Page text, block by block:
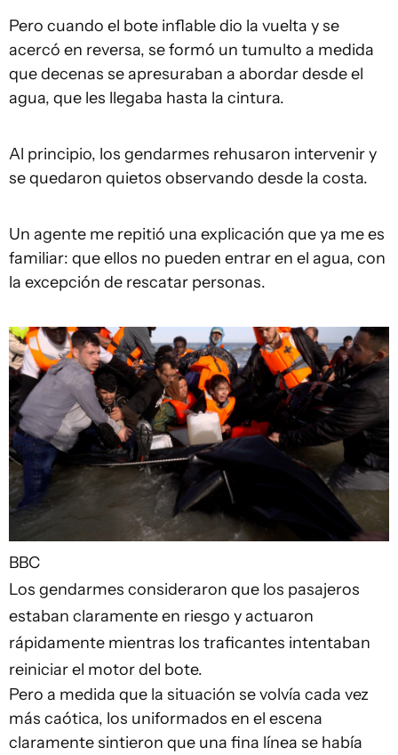
Pero cuando el bote inflable dio la vuelta y se
acercó en reversa, se formó un tumulto a medida
que decenas se apresuraban a abordar desde el
agua, que les llegaba hasta la cintura.
Al principio, los gendarmes rehusaron intervenir y
se quedaron quietos observando desde la costa.
Un agente me repitió una explicación que ya me es
familiar: que ellos no pueden entrar en el agua, con
la excepción de rescatar personas.
BBC
Los gendarmes consideraron que los pasajeros
estaban claramente en riesgo y actuaron
rápidamente mientras los traficantes intentaban
reiniciar el motor del bote.
Pero a medida que la situación se volvía cada vez
más caótica, los uniformados en el escena
claramente sintieron que una fina línea se había